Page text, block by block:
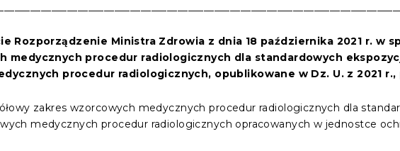
Rozporządzenie Ministra Zdrowia z dnia 18 października 2021 r. w
medycznych procedur radiologicznych dla standardowych
procedur radiologicznych, opublikowane w Dz. U. z 2021 r.,
zakres wzorcowych medycznych procedur radiologicznych dla
medycznych procedur radiologicznych opracowanych w jednostce